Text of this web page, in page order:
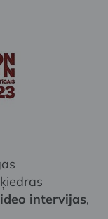
intervijas,